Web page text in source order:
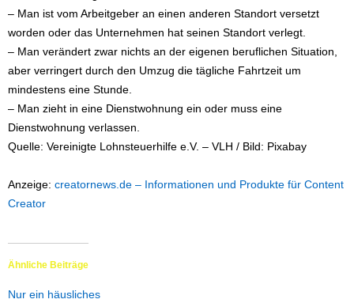
– Man ist vom Arbeitgeber an einen anderen Standort versetzt
worden oder das Unternehmen hat seinen Standort verlegt.
– Man verändert zwar nichts an der eigenen beruflichen Situation,
aber verringert durch den Umzug die tägliche Fahrtzeit um
mindestens eine Stunde.
– Man zieht in eine Dienstwohnung ein oder muss eine
Dienstwohnung verlassen.
Quelle: Vereinigte Lohnsteuerhilfe e.V. – VLH / Bild: Pixabay
Anzeige: creatornews.de – Informationen und Produkte für Content
Creator
Ähnliche Beiträge
Nur ein häusliches